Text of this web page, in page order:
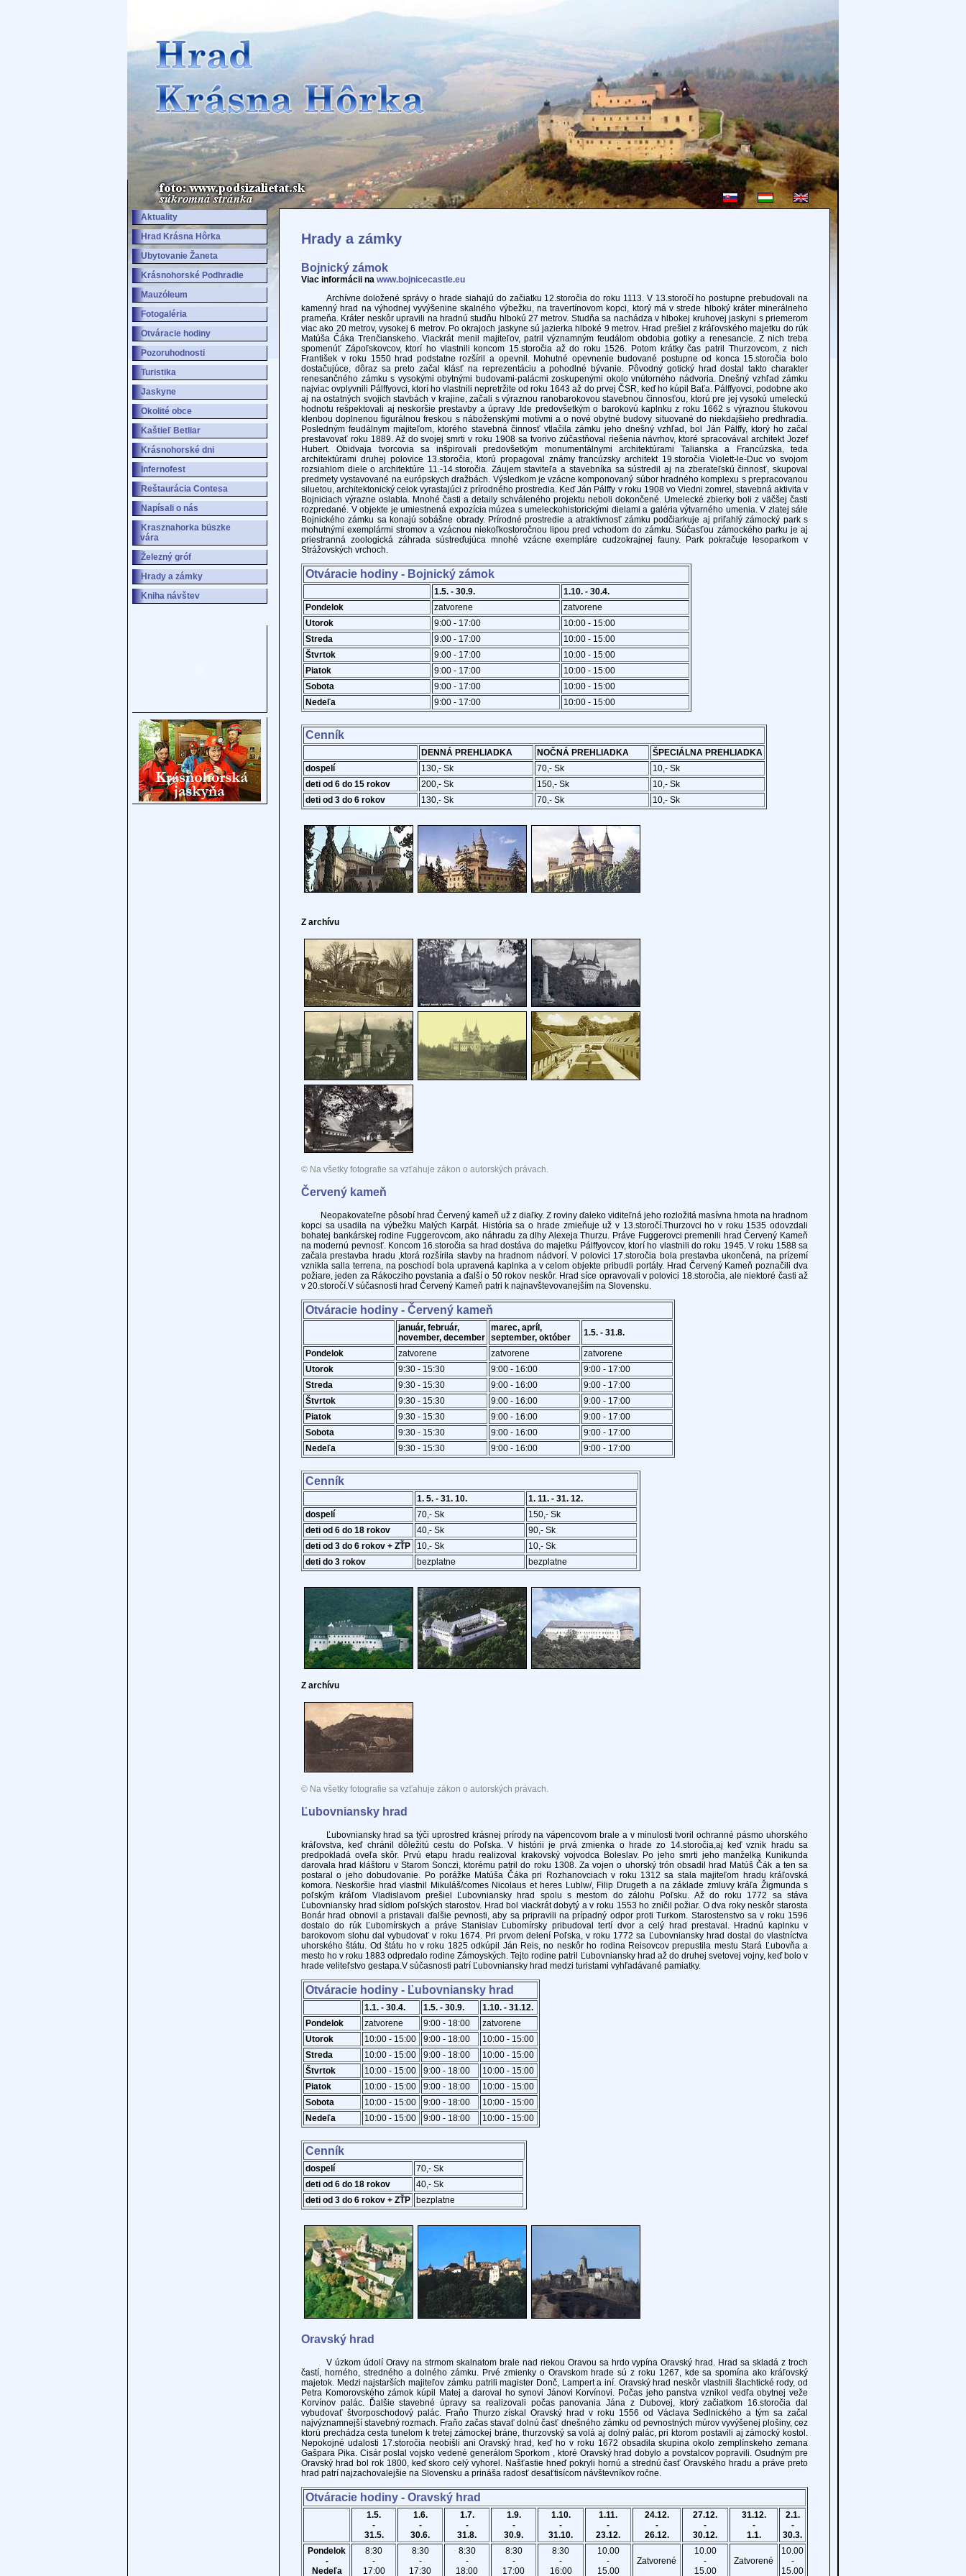
Aktuality
Hrad Krásna Hôrka
Ubytovanie Žaneta
Krásnohorské Podhradie
Mauzóleum
Fotogaléria
Otváracie hodiny
Pozoruhodnosti
Turistika
Jaskyne
Okolité obce
Kaštieľ Betliar
Krásnohorské dni
Infernofest
Reštaurácia Contesa
Napísali o nás
Krasznahorka büszke
vára
Železný gróf
Hrady a zámky
Kniha návštev
Hrady a zámky
Bojnický zámok
Viac informácii na www.bojnicecastle.eu
Archívne doložené správy o hrade siahajú do začiatku 12.storočia do roku 1113. V 13.storočí ho postupne prebudovali na
kamenný hrad na výhodnej vyvýšenine skalného výbežku, na travertínovom kopci, ktorý má v strede hlboký kráter minerálneho
prameňa. Kráter neskôr upravili na hradnú studňu hlbokú 27 metrov. Studňa sa nachádza v hlbokej kruhovej jaskyni s priemerom
viac ako 20 metrov, vysokej 6 metrov. Po okrajoch jaskyne sú jazierka hlboké 9 metrov. Hrad prešiel z kráľovského majetku do rúk
Matúša Čáka Trenčianskeho. Viackrát menil majiteľov, patril významným feudálom obdobia gotiky a renesancie. Z nich treba
spomenúť Zápoľskovcov, ktorí ho vlastnili koncom 15.storočia až do roku 1526. Potom krátky čas patril Thurzovcom, z nich
František v roku 1550 hrad podstatne rozšíril a opevnil. Mohutné opevnenie budované postupne od konca 15.storočia bolo
dostačujúce, dôraz sa preto začal klásť na reprezentáciu a pohodlné bývanie. Pôvodný gotický hrad dostal takto charakter
renesančného zámku s vysokými obytnými budovami-palácmi zoskupenými okolo vnútorného nádvoria. Dnešný vzhľad zámku
najviac ovplyvnili Pálffyovci, ktorí ho vlastnili nepretržite od roku 1643 až do prvej ČSR, keď ho kúpil Baťa. Pálffyovci, podobne ako
aj na ostatných svojich stavbách v krajine, začali s výraznou ranobarokovou stavebnou činnosťou, ktorú pre jej vysokú umeleckú
hodnotu rešpektovali aj neskoršie prestavby a úpravy .Ide predovšetkým o barokovú kaplnku z roku 1662 s výraznou štukovou
klenbou doplnenou figurálnou freskou s náboženskými motívmi a o nové obytné budovy situované do niekdajšieho predhradia.
Posledným feudálnym majiteľom, ktorého stavebná činnosť vtlačila zámku jeho dnešný vzhľad, bol Ján Pálffy, ktorý ho začal
prestavovať roku 1889. Až do svojej smrti v roku 1908 sa tvorivo zúčastňoval riešenia návrhov, ktoré spracovával architekt Jozef
Hubert. Obidvaja tvorcovia sa inšpirovali predovšetkým monumentálnymi architektúrami Talianska a Francúzska, teda
architektúrami druhej polovice 13.storočia, ktorú propagoval známy francúzsky architekt 19.storočia Violett-le-Duc vo svojom
rozsiahlom diele o architektúre 11.-14.storočia. Záujem staviteľa a stavebníka sa sústredil aj na zberateľskú činnosť, skupoval
predmety vystavované na európskych dražbách. Výsledkom je vzácne komponovaný súbor hradného komplexu s prepracovanou
siluetou, architektonický celok vyrastajúci z prírodného prostredia. Keď Ján Pálffy v roku 1908 vo Viedni zomrel, stavebná aktivita v
Bojniciach výrazne oslabla. Mnohé časti a detaily schváleného projektu neboli dokončené. Umelecké zbierky boli z väčšej časti
rozpredané. V objekte je umiestnená expozícia múzea s umeleckohistorickými dielami a galéria výtvarného umenia. V zlatej sále
Bojnického zámku sa konajú sobášne obrady. Prírodné prostredie a atraktívnosť zámku podčiarkuje aj priľahlý zámocký park s
mohutnými exemplármi stromov a vzácnou niekoľkostoročnou lipou pred vchodom do zámku. Súčasťou zámockého parku je aj
priestranná zoologická záhrada sústreďujúca mnohé vzácne exempláre cudzokrajnej fauny. Park pokračuje lesoparkom v
Strážovských vrchoch.
Otváracie hodiny - Bojnický zámok
1.5. - 30.9.
1.10. - 30.4.
Pondelok
zatvorene
zatvorene
Utorok
9:00 - 17:00
10:00 - 15:00
Streda
9:00 - 17:00
10:00 - 15:00
Štvrtok
9:00 - 17:00
10:00 - 15:00
Piatok
9:00 - 17:00
10:00 - 15:00
Sobota
9:00 - 17:00
10:00 - 15:00
Nedeľa
9:00 - 17:00 10:00 - 15:00
Cenník
DENNÁ PREHLIADKA NOČNÁ PREHLIADKA
ŠPECIÁLNA PREHLIADKA
dospelí
130,- Sk 70,- Sk
10,- Sk
deti od 6 do 15 rokov
200,- Sk 150,- Sk
10,- Sk
deti od 3 do 6 rokov
130,- Sk 70,- Sk 10,- Sk
Z archívu
© Na všetky fotografie sa vzťahuje zákon o autorských právach.
Červený kameň
Neopakovateľne pôsobí hrad Červený kameň už z diaľky. Z roviny ďaleko viditeľná jeho rozložitá masívna hmota na hradnom
kopci sa usadila na výbežku Malých Karpát. História sa o hrade zmieňuje už v 13.storočí.Thurzovci ho v roku 1535 odovzdali
bohatej bankárskej rodine Fuggerovcom, ako náhradu za dlhy Alexeja Thurzu. Práve Fuggerovci premenili hrad Červený Kameň
na modernú pevnosť. Koncom 16.storočia sa hrad dostáva do majetku Pálffyovcov, ktorí ho vlastnili do roku 1945. V roku 1588 sa
začala prestavba hradu ,ktorá rozšírila stavby na hradnom nádvorí. V polovici 17.storočia bola prestavba ukončená, na prízemí
vznikla salla terrena, na poschodí bola upravená kaplnka a v celom objekte pribudli portály. Hrad Červený Kameň poznačili dva
požiare, jeden za Rákocziho povstania a ďalší o 50 rokov neskôr. Hrad síce opravovali v polovici 18.storočia, ale niektoré časti až
v 20.storočí.V súčasnosti hrad Červený Kameň patri k najnavštevovanejším na Slovensku.
Otváracie hodiny - Červený kameň
január, február,
november, december
marec, apríl,
september, október
1.5. - 31.8.
Pondelok zatvorene zatvorene
zatvorene
Utorok
9:30 - 15:30 9:00 - 16:00
9:00 - 17:00
Streda
9:30 - 15:30 9:00 - 16:00
9:00 - 17:00
Štvrtok
9:30 - 15:30 9:00 - 16:00
9:00 - 17:00
Piatok
9:30 - 15:30 9:00 - 16:00
9:00 - 17:00
Sobota
9:30 - 15:30 9:00 - 16:00
9:00 - 17:00
Nedeľa
9:30 - 15:30 9:00 - 16:00 9:00 - 17:00
Cenník
1. 5. - 31. 10.
1. 11. - 31. 12.
dospelí
70,- Sk
150,- Sk
deti od 6 do 18 rokov
40,- Sk
90,- Sk
deti od 3 do 6 rokov + ZŤP
10,- Sk
10,- Sk
deti do 3 rokov
bezplatne bezplatne
Z archívu
© Na všetky fotografie sa vzťahuje zákon o autorských právach.
Ľubovniansky hrad
Ľubovniansky hrad sa týči uprostred krásnej prírody na vápencovom brale a v minulosti tvoril ochranné pásmo uhorského
kráľovstva, keď chránil dôležitú cestu do Poľska. V histórii je prvá zmienka o hrade zo 14.storočia,aj keď vznik hradu sa
predpokladá oveľa skôr. Prvú etapu hradu realizoval krakovský vojvodca Boleslav. Po jeho smrti jeho manželka Kunikunda
darovala hrad kláštoru v Starom Sonczi, ktorému patril do roku 1308. Za vojen o uhorský trón obsadil hrad Matúš Čák a ten sa
postaral o jeho dobudovanie. Po porážke Matúša Čáka pri Rozhanovciach v roku 1312 sa stala majiteľom hradu kráľovská
komora. Neskoršie hrad vlastnil Mikuláš/comes Nicolaus et heres Lublw/, Filip Drugeth a na základe zmluvy kráľa Žigmunda s
poľským kráľom Vladislavom prešiel Ľubovniansky hrad spolu s mestom do zálohu Poľsku. Až do roku 1772 sa stáva
Ľubovniansky hrad sídlom poľských starostov. Hrad bol viackrát dobytý a v roku 1553 ho zničil požiar. O dva roky neskôr starosta
Bonár hrad obnovil a pristavali ďalšie pevnosti, aby sa pripravili na prípadný odpor proti Turkom. Starostenstvo sa v roku 1596
dostalo do rúk Ľubomírskych a práve Stanislav Ľubomírsky pribudoval tertí dvor a celý hrad prestaval. Hradnú kaplnku v
barokovom slohu dal vybudovať v roku 1674. Pri prvom delení Poľska, v roku 1772 sa Ľubovniansky hrad dostal do vlastníctva
uhorského štátu. Od štátu ho v roku 1825 odkúpil Ján Reis, no neskôr ho rodina Reisovcov prepustila mestu Stará Ľubovňa a
mesto ho v roku 1883 odpredalo rodine Zámoyských. Tejto rodine patril Ľubovniansky hrad až do druhej svetovej vojny, keď bolo v
hrade veliteľstvo gestapa.V súčasnosti patrí Ľubovniansky hrad medzi turistami vyhľadávané pamiatky.
Otváracie hodiny - Ľubovniansky hrad
1.1. - 30.4. 1.5. - 30.9.
1.10. - 31.12.
Pondelok
zatvorene 9:00 - 18:00
zatvorene
Utorok
10:00 - 15:00 9:00 - 18:00
10:00 - 15:00
Streda
10:00 - 15:00 9:00 - 18:00
10:00 - 15:00
Štvrtok
10:00 - 15:00 9:00 - 18:00
10:00 - 15:00
Piatok
10:00 - 15:00 9:00 - 18:00
10:00 - 15:00
Sobota
10:00 - 15:00 9:00 - 18:00
10:00 - 15:00
Nedeľa
10:00 - 15:00 9:00 - 18:00 10:00 - 15:00
Cenník
dospelí
70,- Sk
deti od 6 do 18 rokov
40,- Sk
deti od 3 do 6 rokov + ZŤP
bezplatne
Oravský hrad
V úzkom údolí Oravy na strmom skalnatom brale nad riekou Oravou sa hrdo vypína Oravský hrad. Hrad sa skladá z troch
častí, horného, stredného a dolného zámku. Prvé zmienky o Oravskom hrade sú z roku 1267, kde sa spomína ako kráľovský
majetok. Medzi najstarších majiteľov zámku patrili magister Donč, Lampert a iní. Oravský hrad neskôr vlastnili šlachtické rody, od
Petra Komorovského zámok kúpil Matej a daroval ho synovi Jánovi Korvínovi. Počas jeho panstva vznikol vedľa obytnej veže
Korvínov palác. Ďalšie stavebné úpravy sa realizovali počas panovania Jána z Dubovej, ktorý začiatkom 16.storočia dal
vybudovať štvorposchodový palác. Fraňo Thurzo získal Oravský hrad v roku 1556 od Václava Sedlnického a tým sa začal
najvýznamnejší stavebný rozmach. Fraňo začas stavať dolnú časť dnešného zámku od pevnostných múrov vyvýšenej plošiny, cez
ktorú prechádza cesta tunelom k tretej zámockej bráne, thurzovský sa volá aj dolný palác, pri ktorom postavili aj zámocký kostol.
Nepokojné udalosti 17.storočia neobišli ani Oravský hrad, keď ho v roku 1672 obsadila skupina okolo zemplínskeho zemana
Gašpara Pika. Cisár poslal vojsko vedené generálom Sporkom , ktoré Oravský hrad dobylo a povstalcov popravili. Osudným pre
Oravský hrad bol rok 1800, keď skoro celý vyhorel. Našťastie hneď pokryli hornú a strednú časť Oravského hradu a práve preto
hrad patrí najzachovalejšie na Slovensku a prináša radosť desaťtisícom návštevníkov ročne.
Otváracie hodiny - Oravský hrad
1.5.
-
31.5.
1.6.
-
30.6.
1.7.
-
31.8.
1.9.
-
30.9.
1.10.
-
31.10.
1.11.
-
23.12.
24.12.
-
26.12.
27.12.
-
30.12.
31.12.
-
1.1.
2.1.
-
30.3.
Pondelok
-
Nedeľa
8:30
-
17:00
8:30
-
17:30
8:30
-
18:00
8:30
-
17:00
8:30
-
16:00
10.00
-
15.00
Zatvorené
10.00
-
15.00
Zatvorené
10.00
-
15.00